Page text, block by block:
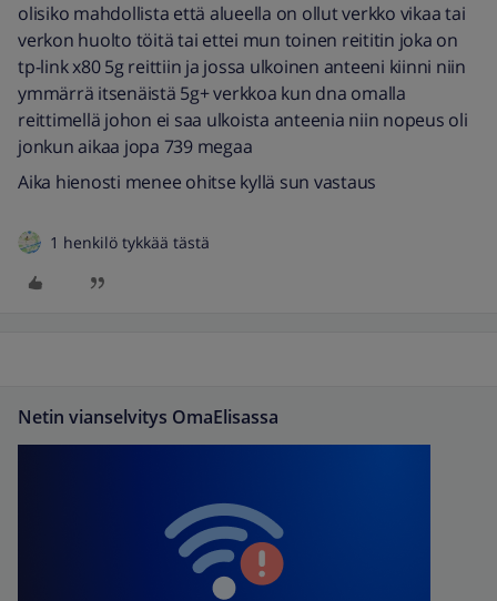
olisiko mahdollista että alueella on ollut verkko vikaa tai
verkon huolto töitä tai ettei mun toinen reititin joka on
tp-link x80 5g reittiin ja jossa ulkoinen anteeni kiinni niin
ymmärrä itsenäistä 5g+ verkkoa kun dna omalla
reittimellä johon ei saa ulkoista anteenia niin nopeus oli
jonkun aikaa jopa 739 megaa
Aika hienosti menee ohitse kyllä sun vastaus
1 henkilö tykkää tästä
Netin vianselvitys OmaElisassa